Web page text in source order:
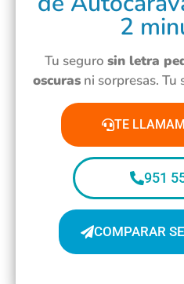
2
Tu seguro sin letra
oscuras ni sorpresas. Tu
TE
951
COMPARAR